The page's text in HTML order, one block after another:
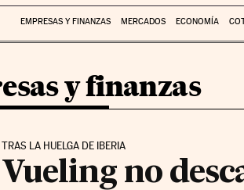
EMPRESAS Y FINANZAS MERCADOS ECONOMÍA
y finanzas
TRAS LA HUELGA DE IBERIA
Vueling no